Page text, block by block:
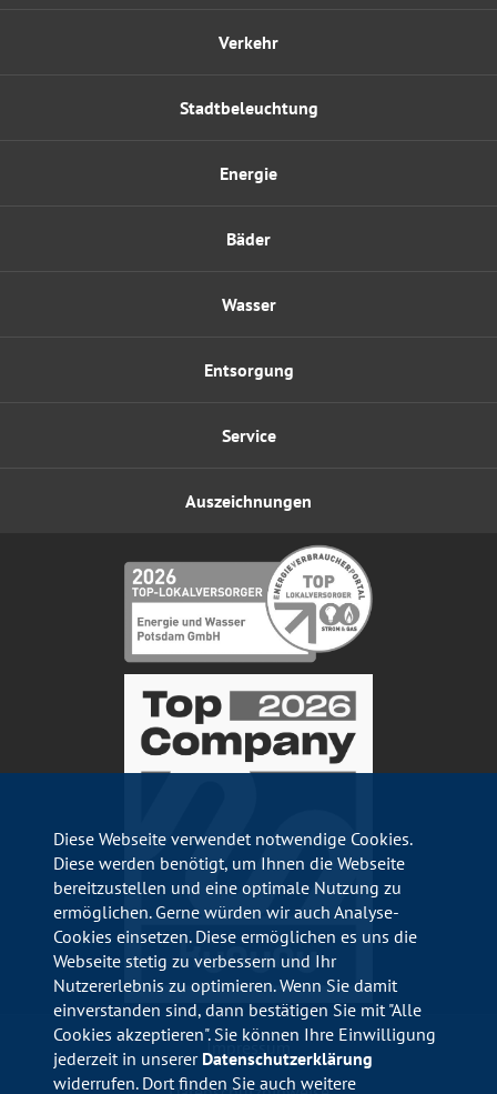
Energie
Wasser
Verkehr
Bäder
Entsorgung
Stadtbeleuchtung
Service
Auszeichnungen
Impressum
Diese Webseite verwendet notwendige Cookies.
Diese werden benötigt, um Ihnen die Webseite
bereitzustellen und eine optimale Nutzung zu
ermöglichen. Gerne würden wir auch Analyse-
Cookies einsetzen. Diese ermöglichen es uns die
Webseite stetig zu verbessern und Ihr
Nutzererlebnis zu optimieren. Wenn Sie damit
einverstanden sind, dann bestätigen Sie mit "Alle
Cookies akzeptieren". Sie können Ihre Einwilligung
jederzeit in unserer Datenschutzerklärung
widerrufen. Dort finden Sie auch weitere